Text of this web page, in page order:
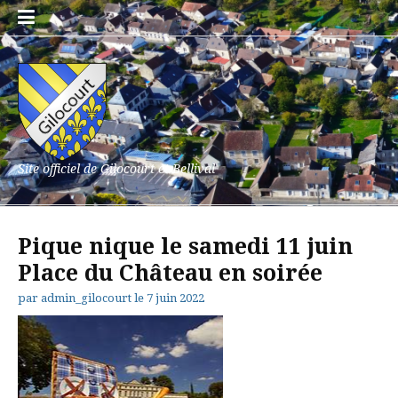
Aller
au
contenu
Site officiel de Gilocourt et Bellival
Pique nique le samedi 11 juin
Place du Château en soirée
par admin_gilocourt le 7 juin 2022